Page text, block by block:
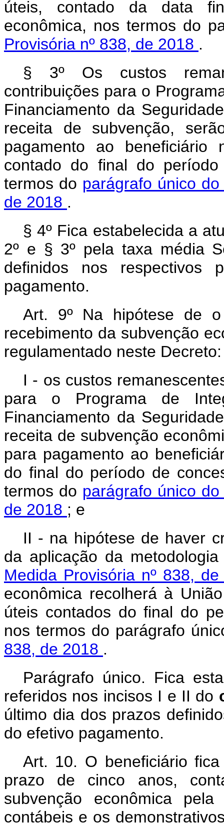
úteis, contado da data
econômica, nos termos do
Provisória nº 838, de 2018 .
§ 3º Os custos
contribuições para o
Financiamento da
receita de subvenção,
pagamento ao
contado do final do
termos do parágrafo único
de 2018 .
§ 4º Fica estabelecida a
2º e § 3º pela taxa média
definidos nos respectivos
pagamento.
Art. 9º Na hipótese de
recebimento da subvenção
regulamentado neste Decreto:
I - os custos
para o Programa de
Financiamento da
receita de subvenção
para pagamento ao
do final do período de
termos do parágrafo único
de 2018 ; e
II - na hipótese de haver
da aplicação da
Medida Provisória nº 838,
econômica recolherá à
úteis contados do final do
nos termos do parágrafo
838, de 2018 .
Parágrafo único. Fica
referidos nos incisos I e II do
último dia dos prazos
do efetivo pagamento.
Art. 10. O beneficiário
prazo de cinco anos,
subvenção econômica
contábeis e os